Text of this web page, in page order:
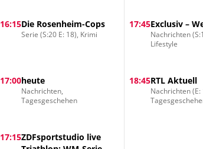
16:15Die Rosenheim-Cops
Serie (S:20 E: 18), Krimi
17:00heute
Nachrichten,
Tagesgeschehen
17:15ZDFsportstudio live
17:45Exclusiv –
Nachrichten
Lifestyle
18:45RTL Aktuell
Nachrichten (E: